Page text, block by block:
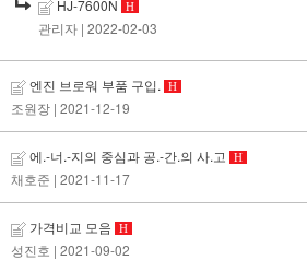
HJ-7600N H
관리자 | 2022-02-03
엔진 브로워 부품 구입. H
조원장 | 2021-12-19
에.-너.-지의 중심과 공.-간.의 사.고 H
채호준 | 2021-11-17
가격비교 모음 H
성진호 | 2021-09-02